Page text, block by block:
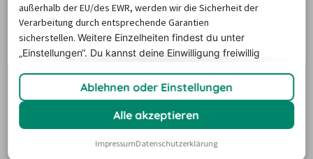
Im Durchschnitt mieten die Urlauber die Leihwagen in
Calgary für eine Dauer von neun bis zehn Tagen
Ungefähr eineinhalb Wochen Mietdauer für einen
Leihwagen in Calgary ist eine gute Zeitspanne, um mit
dem Mietwagen in Calgary unterwegs zu sein. Da der
Flughafen Calgary von den meisten Fluggesellschaften
angeflogen wird, starten viele der Reisenden ihre Reise
direkt von dort aus. Es bietet sich daher an, den
außerhalb der EU/des EWR, werden wir die Sicherheit der
Verarbeitung durch entsprechende Garantien
sicherstellen.Weitere Einzelheiten findest du unter
„Einstellungen“. Du kannst deine Einwilligung freiwillig
Ablehnen oder Einstellungen
Alle akzeptieren
ImpressumDatenschutzerklärung